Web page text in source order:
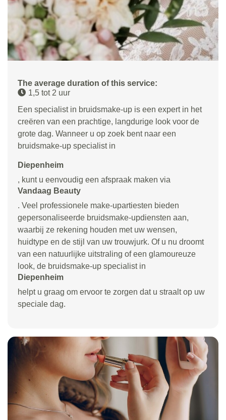
The average duration of this service:
1,5 tot 2 uur
Een specialist in bruidsmake-up is een expert in het
creëren van een prachtige, langdurige look voor de
grote dag. Wanneer u op zoek bent naar een
bruidsmake-up specialist in
Diepenheim
, kunt u eenvoudig een afspraak maken via
Vandaag Beauty
. Veel professionele make-upartiesten bieden
gepersonaliseerde bruidsmake-updiensten aan,
waarbij ze rekening houden met uw wensen,
huidtype en de stijl van uw trouwjurk. Of u nu droomt
van een natuurlijke uitstraling of een glamoureuze
look, de bruidsmake-up specialist in
Diepenheim
helpt u graag om ervoor te zorgen dat u straalt op uw
speciale dag.